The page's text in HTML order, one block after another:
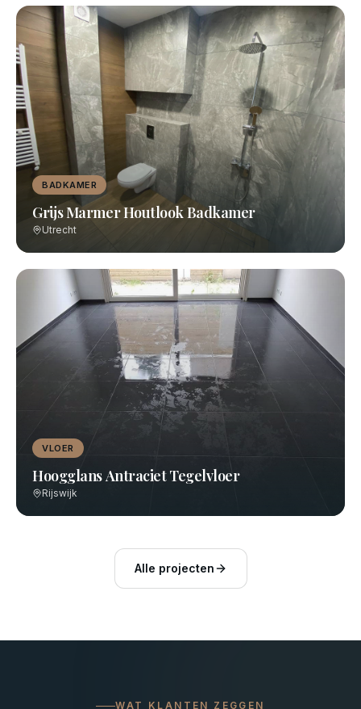
BADKAMER
Grijs Marmer Houtlook Badkamer
Utrecht
VLOER
Hoogglans Antraciet Tegelvloer
Rijswijk
Alle projecten
WAT KLANTEN ZEGGEN